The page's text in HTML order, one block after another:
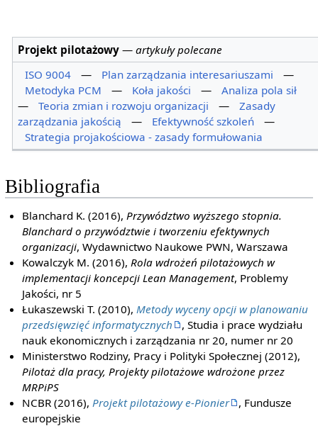
Projekt pilotażowy —artykuły polecane
ISO 9004
— Plan zarządzania interesariuszami
—
Metodyka PCM
— Koła jakości —
Analiza pola sił
—
Teoria zmian i rozwoju organizacji —
Zasady
zarządzania jakością
— Efektywność szkoleń
—
Strategia projakościowa - zasady formułowania
Bibliografia
Blanchard K. (2016),Przywództwo wyższego stopnia.
Blanchard o przywództwie i tworzeniu efektywnych
organizacji, Wydawnictwo Naukowe PWN, Warszawa
Kowalczyk M. (2016),Rola wdrożeń pilotażowych w
implementacji koncepcji Lean Management, Problemy
Jakości, nr 5
Łukaszewski T. (2010),Metody wyceny opcji w planowaniu
przedsięwzięć informatycznych
, Studia i prace wydziału
nauk ekonomicznych i zarządzania nr 20, numer nr 20
Ministerstwo Rodziny, Pracy i Polityki Społecznej (2012),
Pilotaż dla pracy, Projekty pilotażowe wdrożone przez
MRPiPS
NCBR (2016),Projekt pilotażowy e-Pionier
, Fundusze
europejskie